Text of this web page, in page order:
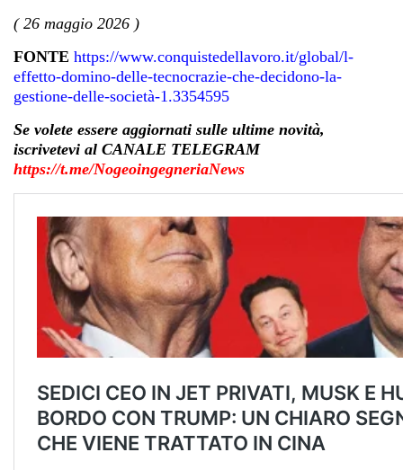
( 26 maggio 2026 )
FONTE https://www.conquistedellavoro.it/global/l-
effetto-domino-delle-tecnocrazie-che-decidono-la-
gestione-delle-società-1.3354595
Se volete essere aggiornati sulle ultime novità,
iscrivetevi al CANALE TELEGRAM
https://t.me/NogeoingegneriaNews